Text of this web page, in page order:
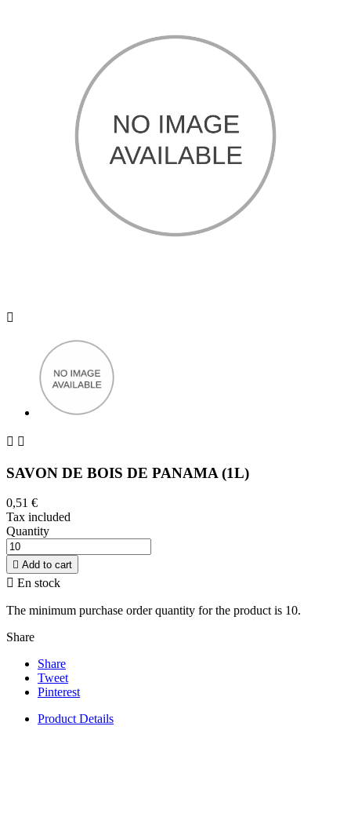

 
SAVON DE BOIS DE PANAMA (1L)
0,51 €
Tax included
Quantity
 Add to cart
 En stock
The minimum purchase order quantity for the product is 10.
Share
Share
Tweet
Pinterest
Product Details